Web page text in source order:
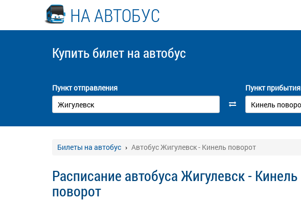
НА АВТОБУС
Купить билет на автобус
Пункт отправления Пункт прибытия
Билеты на автобус Автобус Жигулевск - Кинель поворот
Расписание автобуса Жигулевск - Кинель
поворот